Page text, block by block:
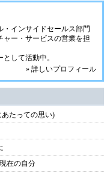
・インサイドセールス部門
ャー・サービスの営業を担
して活動中。
» 詳しいプロフィール
たっての思い)
在の自分